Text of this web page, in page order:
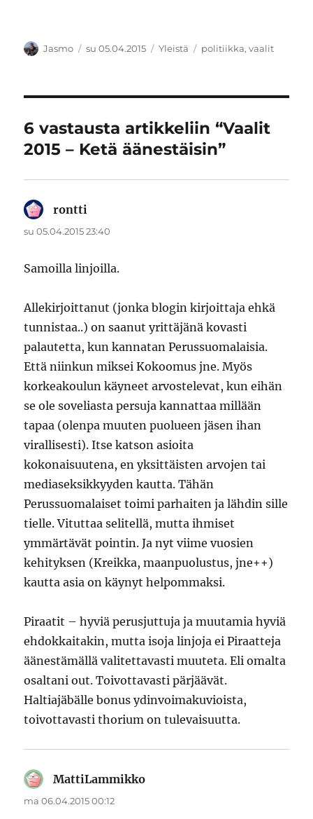
Kirjoittaja
Jasmo Julkaistu
su 05.04.2015 Kategoriat
Yleistä Avainsanat
politiikka,vaalit
6 vastausta artikkeliin “Vaalit
2015 – Ketä äänestäisin”
rontti
su 05.04.2015 23:40
Samoilla linjoilla.
Allekirjoittanut (jonka blogin kirjoittaja ehkä
tunnistaa..) on saanut yrittäjänä kovasti
palautetta, kun kannatan Perussuomalaisia.
Että niinkun miksei Kokoomus jne. Myös
korkeakoulun käyneet arvostelevat, kun eihän
se ole soveliasta persuja kannattaa millään
tapaa (olenpa muuten puolueen jäsen ihan
virallisesti). Itse katson asioita
kokonaisuutena, en yksittäisten arvojen tai
mediaseksikkyyden kautta. Tähän
Perussuomalaiset toimi parhaiten ja lähdin sille
tielle. Vituttaa selitellä, mutta ihmiset
ymmärtävät pointin. Ja nyt viime vuosien
kehityksen (Kreikka, maanpuolustus, jne++)
kautta asia on käynyt helpommaksi.
Piraatit – hyviä perusjuttuja ja muutamia hyviä
ehdokkaitakin, mutta isoja linjoja ei Piraatteja
äänestämällä valitettavasti muuteta. Eli omalta
osaltani out. Toivottavasti pärjäävät.
Haltiajäbälle bonus ydinvoimakuvioista,
toivottavasti thorium on tulevaisuutta.
MattiLammikko
ma 06.04.2015 00:12